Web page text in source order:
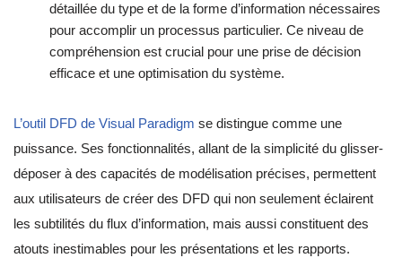
détaillée du type et de la forme d’information nécessaires
pour accomplir un processus particulier. Ce niveau de
compréhension est crucial pour une prise de décision
efficace et une optimisation du système.
L’outil DFD de Visual Paradigm se distingue comme une
puissance. Ses fonctionnalités, allant de la simplicité du glisser-
déposer à des capacités de modélisation précises, permettent
aux utilisateurs de créer des DFD qui non seulement éclairent
les subtilités du flux d’information, mais aussi constituent des
atouts inestimables pour les présentations et les rapports.